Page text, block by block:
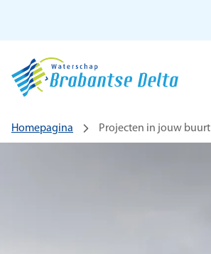
Homepagina Projecten in jouw buurt